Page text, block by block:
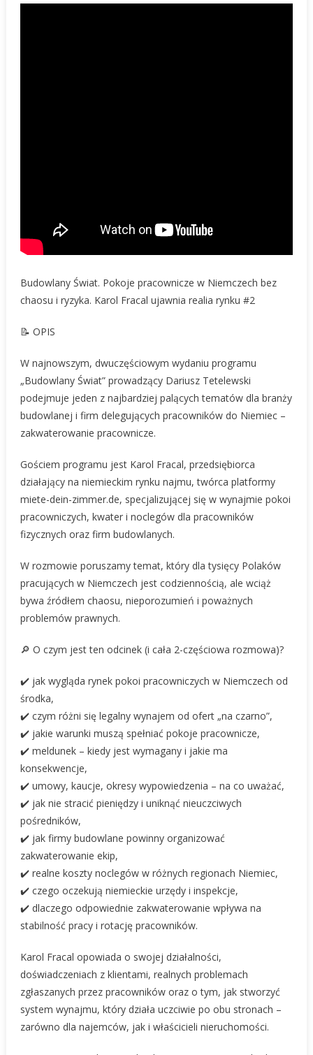
Budowlany Świat. Pokoje pracownicze w Niemczech bez
chaosu i ryzyka. Karol Fracal ujawnia realia rynku #2
📝 OPIS
W najnowszym, dwuczęściowym wydaniu programu
„Budowlany Świat” prowadzący Dariusz Tetelewski
podejmuje jeden z najbardziej palących tematów dla branży
budowlanej i firm delegujących pracowników do Niemiec –
zakwaterowanie pracownicze.
Gościem programu jest Karol Fracal, przedsiębiorca
działający na niemieckim rynku najmu, twórca platformy
miete-dein-zimmer.de, specjalizującej się w wynajmie pokoi
pracowniczych, kwater i noclegów dla pracowników
fizycznych oraz firm budowlanych.
W rozmowie poruszamy temat, który dla tysięcy Polaków
pracujących w Niemczech jest codziennością, ale wciąż
bywa źródłem chaosu, nieporozumień i poważnych
problemów prawnych.
🔎 O czym jest ten odcinek (i cała 2-częściowa rozmowa)?
✔️ jak wygląda rynek pokoi pracowniczych w Niemczech od
środka,
✔️ czym różni się legalny wynajem od ofert „na czarno”,
✔️ jakie warunki muszą spełniać pokoje pracownicze,
✔️ meldunek – kiedy jest wymagany i jakie ma
konsekwencje,
✔️ umowy, kaucje, okresy wypowiedzenia – na co uważać,
✔️ jak nie stracić pieniędzy i uniknąć nieuczciwych
pośredników,
✔️ jak firmy budowlane powinny organizować
zakwaterowanie ekip,
✔️ realne koszty noclegów w różnych regionach Niemiec,
✔️ czego oczekują niemieckie urzędy i inspekcje,
✔️ dlaczego odpowiednie zakwaterowanie wpływa na
stabilność pracy i rotację pracowników.
Karol Fracal opowiada o swojej działalności,
doświadczeniach z klientami, realnych problemach
zgłaszanych przez pracowników oraz o tym, jak stworzyć
system wynajmu, który działa uczciwie po obu stronach –
zarówno dla najemców, jak i właścicieli nieruchomości.